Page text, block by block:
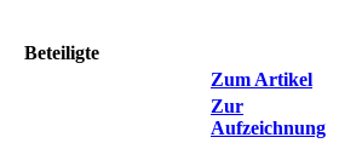
Beteiligte
Zum Artikel
Zur
Aufzeichnung